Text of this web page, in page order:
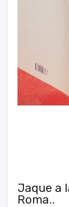
Jaque a
Roma..